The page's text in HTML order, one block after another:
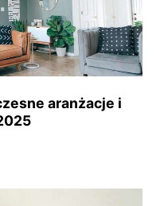
aranżacje i